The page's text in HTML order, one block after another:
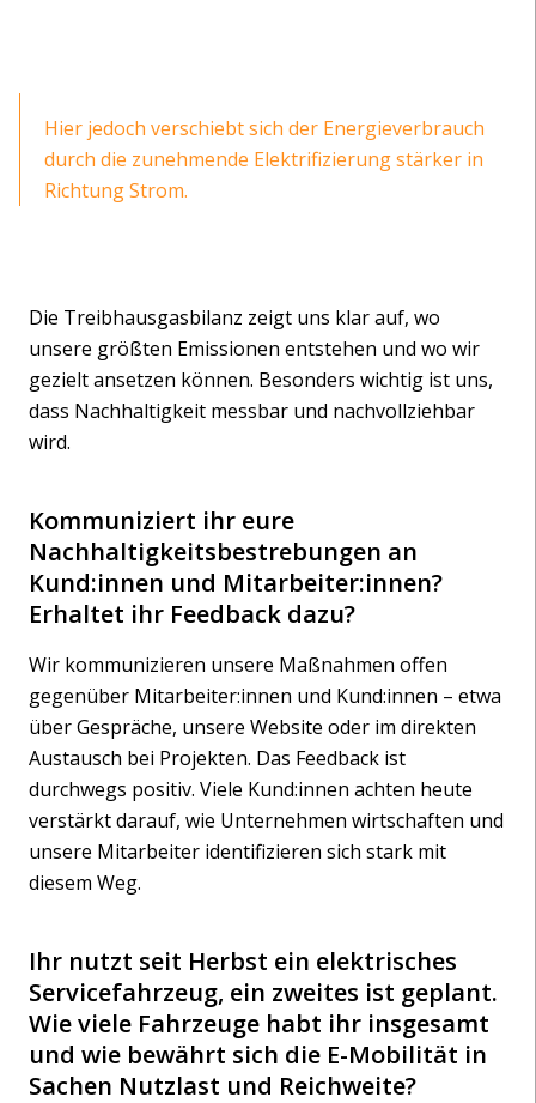
Hier jedoch verschiebt sich der Energieverbrauch
durch die zunehmende Elektrifizierung stärker in
Richtung Strom.
Die Treibhausgasbilanz zeigt uns klar auf, wo
unsere größten Emissionen entstehen und wo wir
gezielt ansetzen können. Besonders wichtig ist uns,
dass Nachhaltigkeit messbar und nachvollziehbar
wird.
Kommuniziert ihr eure
Nachhaltigkeitsbestrebungen an
Kund:innen und Mitarbeiter:innen?
Erhaltet ihr Feedback dazu?
Wir kommunizieren unsere Maßnahmen offen
gegenüber Mitarbeiter:innen und Kund:innen – etwa
über Gespräche, unsere Website oder im direkten
Austausch bei Projekten. Das Feedback ist
durchwegs positiv. Viele Kund:innen achten heute
verstärkt darauf, wie Unternehmen wirtschaften und
unsere Mitarbeiter identifizieren sich stark mit
diesem Weg.
Ihr nutzt seit Herbst ein elektrisches
Servicefahrzeug, ein zweites ist geplant.
Wie viele Fahrzeuge habt ihr insgesamt
und wie bewährt sich die E-Mobilität in
Sachen Nutzlast und Reichweite?